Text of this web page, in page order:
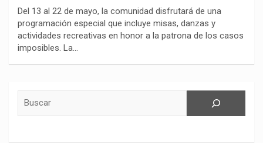
Del 13 al 22 de mayo, la comunidad disfrutará de una
programación especial que incluye misas, danzas y
actividades recreativas en honor a la patrona de los casos
imposibles. La…